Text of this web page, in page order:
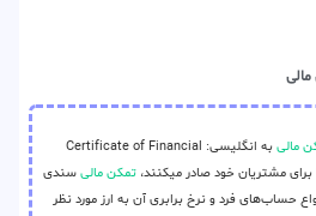
مالی
به انگلیسی: Certificate of Financial
تمکن مالی سندی
حساب‌های فرد و نرخ برابری آن به ارز مورد نظر